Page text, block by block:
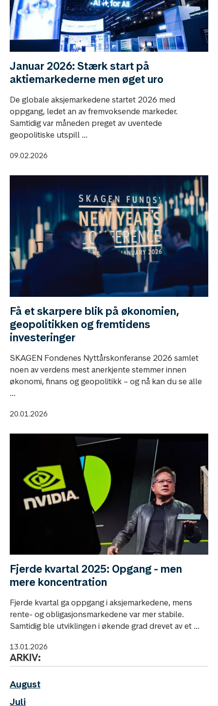
Januar 2026: Stærk start på
aktiemarkederne men øget uro
De globale aksjemarkedene startet 2026 med
oppgang, ledet an av fremvoksende markeder.
Samtidig var måneden preget av uventede
geopolitiske utspill ...
09.02.2026
Få et skarpere blik på økonomien,
geopolitikken og fremtidens
investeringer
SKAGEN Fondenes Nyttårskonferanse 2026 samlet
noen av verdens mest anerkjente stemmer innen
økonomi, finans og geopolitikk – og nå kan du se alle
...
20.01.2026
Fjerde kvartal 2025: Opgang - men
mere koncentration
Fjerde kvartal ga oppgang i aksjemarkedene, mens
rente- og obligasjonsmarkedene var mer stabile.
Samtidig ble utviklingen i økende grad drevet av et ...
13.01.2026
ARKIV:
August
Juli